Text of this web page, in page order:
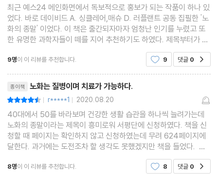
생산의 꿈 | 예전 50은 지금 50과 달랐다
3부 우리가 가고 있는 곳(미래)
8장 앞으로 벌어질 일들
록 심해지는 부와 수명 양극화 | 적응하느냐 망하느냐 | 한계가 없는
종 | 세상은 더 좋아지고 있을까 나빠지고 있을까 | 누가 늙었는지 구
별하기 힘들어진다 | 노화 치료가 가져다줄 엄청난 혜택들 | 세월을
더 이상 두려워하지 않을 때
최근 예스24 메인화면에서 독보적으로 홍보가 되는 작품이 하나 있
었다. 바로 데이비드 A. 싱클레어,매슈 D. 러플랜트 공동 집필한 '노
화의 종말' 이었다. 이 책은 출간되자마자 엄청난 인기를 누렸고 또
한 유명한 과학자들이 떼를 지어 추천하기도 하였다. 제목부터가 솔
깃하고 나 또한 이제 인생의 변곡점을 찍고 내려가는 길목에 있기에
이 책을 정독하고자 구매를 하였다. 노화는
9명이 이 리뷰를 추천합니다. 9 댓글 0
종이책 노화는 질병이며 치료가 가능하다.
| r*****1 | 2020.08.20
40대에서 50를 바라보며 건강한 생활 습관을 하나씩 늘려가는데
노화의 종말이라는 제목이 흥미로워 서평단에 신청하였다. 책을 신
청할 때 페이지는 확인하지 않고 신청하였는데 무려 624페이지에
달한다. 과거에는 도전조차 할 생각도 못했겠지만 책을 들었다. 저
자 데이비드 A. 싱클레어 교수는 호주 출신으로 하버드대학교 유전
학 교수로 세계에서 가장 저명한 과학자이자 기업가 중
8명이 이 리뷰를 추천합니다. 8 댓글 0